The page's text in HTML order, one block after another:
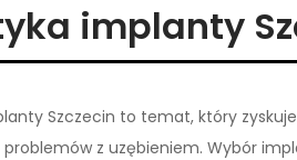
implanty
Szczecin to temat, który
problemów z uzębieniem. Wybór